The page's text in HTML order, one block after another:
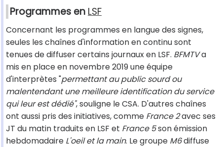
Programmes en LSF
Concernant les programmes en langue des signes,
seules les chaînes d'information en continu sont
tenues de diffuser certains journaux en LSF. BFMTVa
mis en place en novembre 2019 une équipe
d'interprètes "permettant au public sourd ou
malentendant une meilleure identification du service
qui leur est dédié", souligne le CSA. D'autres chaînes
ont aussi pris des initiatives, comme France 2avec ses
JT du matin traduits en LSF et France 5son émission
hebdomadaire L'oeil et la main. Le groupe M6diffuse